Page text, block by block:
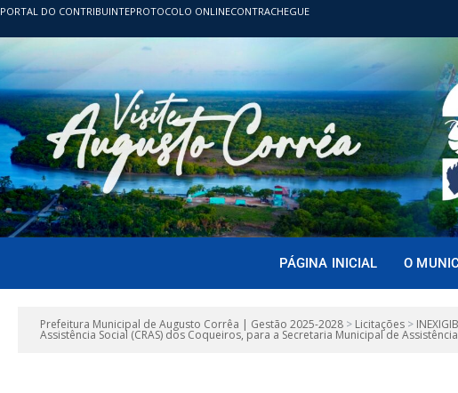
PORTAL DO CONTRIBUINTEPROTOCOLO ONLINECONTRACHEGUE
PÁGINA INICIAL O
Prefeitura Municipal de Augusto Corrêa | Gestão 2025-2028 > Licitações >
Assistência Social (CRAS) dos Coqueiros, para a Secretaria Municipal de